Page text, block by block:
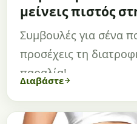
μείνεις πιστός
Συμβουλές για σένα
προσέχεις τη
παραλία!
Διαβάστε